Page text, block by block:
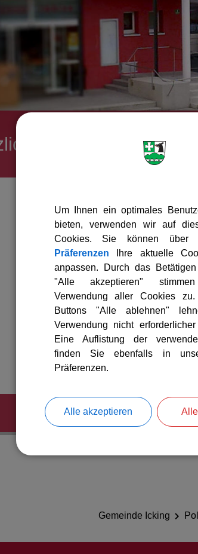
Willkommen in
Gemeinderat
Gemeinde Icking
Um Ihnen ein optimales
bieten, verwenden wir auf
Cookies. Sie können
Präferenzen Ihre aktuelle
anpassen. Durch das
"Alle akzeptieren"
Verwendung aller Cookies
Buttons "Alle ablehnen"
Verwendung nicht
Eine Auflistung der
finden Sie ebenfalls in
Präferenzen.
Alle akzeptieren